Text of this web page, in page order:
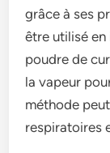
grâce à ses
être utilisé
poudre de
la vapeur
méthode
respiratoires